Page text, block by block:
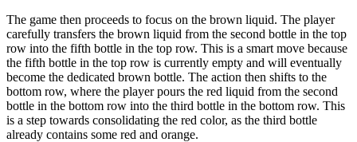
The game then proceeds to focus on the brown liquid. The player
carefully transfers the brown liquid from the second bottle in the top
row into the fifth bottle in the top row. This is a smart move because
the fifth bottle in the top row is currently empty and will eventually
become the dedicated brown bottle. The action then shifts to the
bottom row, where the player pours the red liquid from the second
bottle in the bottom row into the third bottle in the bottom row. This
is a step towards consolidating the red color, as the third bottle
already contains some red and orange.